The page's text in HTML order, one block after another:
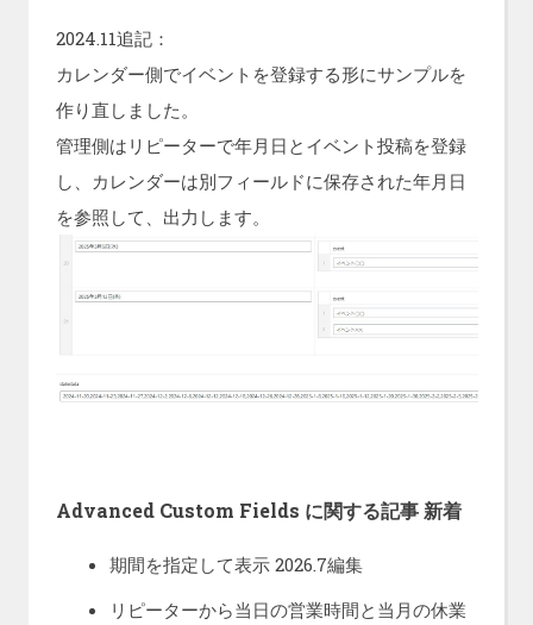
2024.11追記：
カレンダー側でイベントを登録する形にサンプルを
作り直しました。
管理側はリピーターで年月日とイベント投稿を登録
し、カレンダーは別フィールドに保存された年月日
を参照して、出力します。
Advanced Custom Fields に関する記事 新着
期間を指定して表示 2026.7編集
リピーターから当日の営業時間と当月の休業